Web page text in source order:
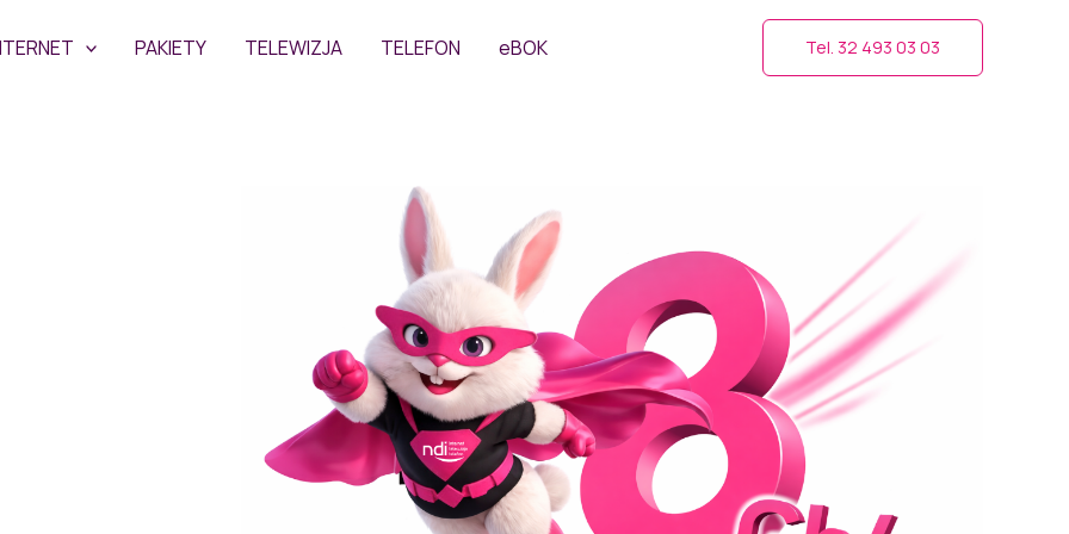
PAKIETY TELEWIZJA TELEFON eBOK Tel. 32 493 03 03